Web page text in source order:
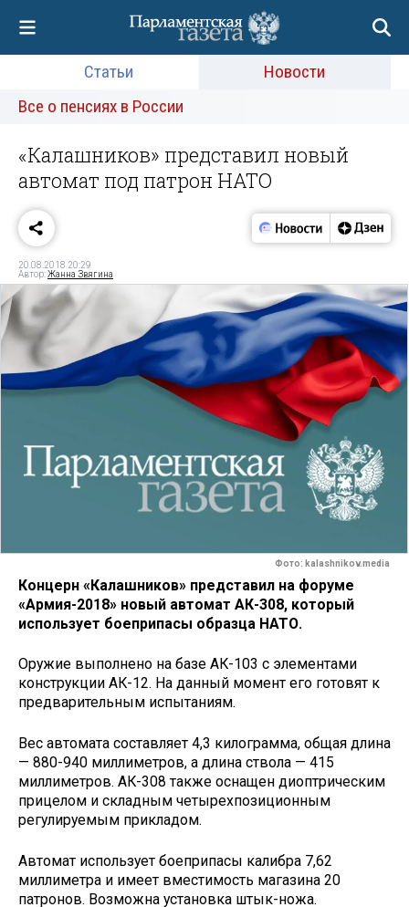
Статьи
Новости
Все о пенсиях в России
«Калашников» представил новый
автомат под патрон НАТО
20.08.2018 20:29
Автор:Жанна Звягина
Фото: kalashnikov.media
Концерн «Калашников» представил на форуме
«Армия-2018» новый автомат АК-308, который
использует боеприпасы образца НАТО.
Оружие выполнено на базе АК-103 с элементами
конструкции АК-12. На данный момент его готовят к
предварительным испытаниям.
Вес автомата составляет 4,3 килограмма, общая длина
— 880-940 миллиметров, а длина ствола — 415
миллиметров. АК-308 также оснащен диоптрическим
прицелом и складным четырехпозиционным
регулируемым прикладом.
Автомат использует боеприпасы калибра 7,62
миллиметра и имеет вместимость магазина 20
патронов. Возможна установка штык-ножа.